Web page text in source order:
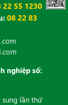
22 55 1230
08 22 83
nghiệp số:
lần thứ